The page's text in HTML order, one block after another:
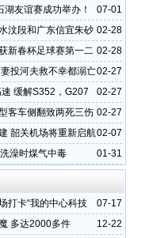
07-01
友谊赛成功举办！
02-28
汶段和广东信宜朱砂
02-28
新春杯足球赛第一二
02-27
投河夫救不幸都溺亡
02-27
缓解S352，G207
02-27
客车侧翻致两死三伤
02-07
韶关机场将重新启航
01-31
澡时煤气中毒
07-17
打卡“我的中心科技
12-22
多达2000多件